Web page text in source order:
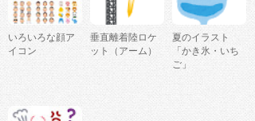
いろいろな顔ア
イコン
垂直離着陸ロケ
ット（アーム）
夏のイラスト
「かき氷・いち
ご」